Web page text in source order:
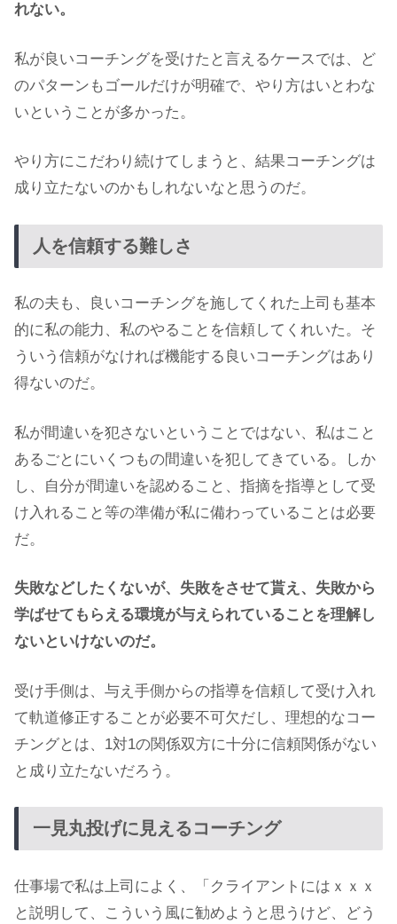
れない。
私が良いコーチングを受けたと言えるケースでは、ど
のパターンもゴールだけが明確で、やり方はいとわな
いということが多かった。
やり方にこだわり続けてしまうと、結果コーチングは
成り立たないのかもしれないなと思うのだ。
人を信頼する難しさ
私の夫も、良いコーチングを施してくれた上司も基本
的に私の能力、私のやることを信頼してくれいた。そ
ういう信頼がなければ機能する良いコーチングはあり
得ないのだ。
私が間違いを犯さないということではない、私はこと
あるごとにいくつもの間違いを犯してきている。しか
し、自分が間違いを認めること、指摘を指導として受
け入れること等の準備が私に備わっていることは必要
だ。
失敗などしたくないが、失敗をさせて貰え、失敗から
学ばせてもらえる環境が与えられていることを理解し
ないといけないのだ。
受け手側は、与え手側からの指導を信頼して受け入れ
て軌道修正することが必要不可欠だし、理想的なコー
チングとは、1対1の関係双方に十分に信頼関係がない
と成り立たないだろう。
一見丸投げに見えるコーチング
仕事場で私は上司によく、「クライアントにはｘｘｘ
と説明して、こういう風に勧めようと思うけど、どう